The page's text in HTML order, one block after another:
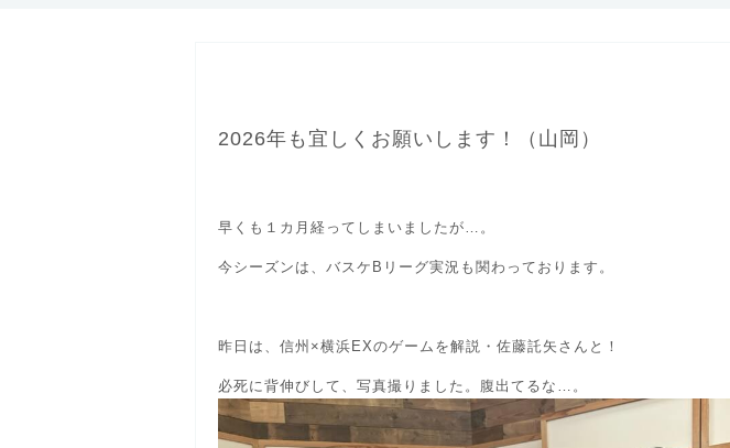
2026年も宜しくお願いします！（山岡）
早くも１カ月経ってしまいましたが…。
今シーズンは、バスケBリーグ実況も関わっております。
昨日は、信州×横浜EXのゲームを解説・佐藤託矢さんと！
必死に背伸びして、写真撮りました。腹出てるな…。